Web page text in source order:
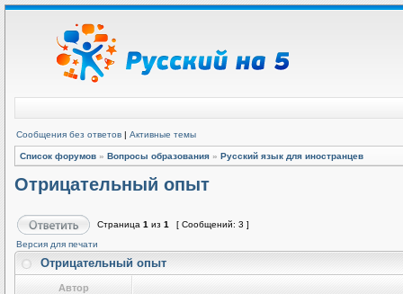
Сообщения без ответов | Активные темы
Список форумов » Вопросы образования » Русский язык для иностранцев
Отрицательный опыт
Страница 1 из 1
[ Сообщений: 3 ]
Версия для печати
Отрицательный опыт
Автор